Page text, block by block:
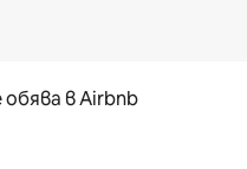
в Airbnb